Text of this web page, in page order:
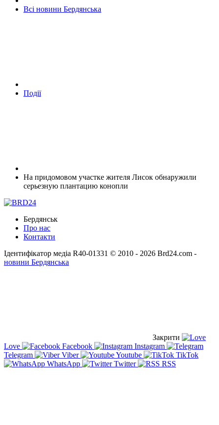
Всі новини Бердянська
Події
На придомовом участке жителя Лисок обнаружили
серьезную плантацию конопли
Бердянськ
Про нас
Контакти
Ідентифікатор медіа R40-01331 © 2010 - 2026 Brd24.com -
новини Бердянська
Закрити
Love
Facebook
Instagram
Telegram
Viber Youtube
TikTok
WhatsApp
Twitter RSS